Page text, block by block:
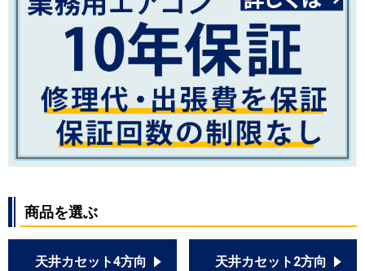
商品を選ぶ
天井カセット4方向 天井カセット2方向